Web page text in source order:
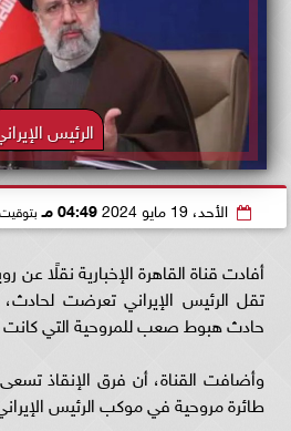
الرئيس
الأحد، 19 مايو 2024 04:49 مـ
أفادت قناة القاهرة الإخبارية نقلًا عن
تقل الرئيس الإيراني تعرضت لحادث،
حادث هبوط صعب للمروحية التي كانت
وأضافت القناة، أن فرق الإنقاذ
طائرة مروحية في موكب الرئيس